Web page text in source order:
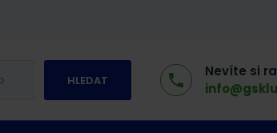
HLEDAT
Nevíte si